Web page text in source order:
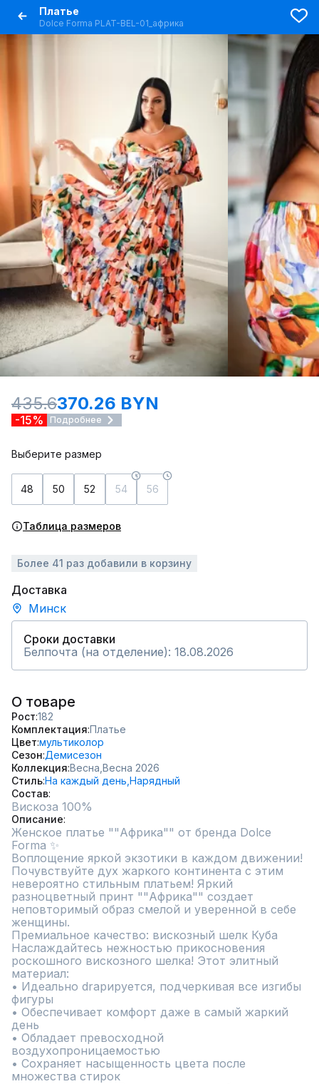
Платье
Dolce Forma PLAT-BEL-01_африка
435.6370.26 BYN
-15% Подробнее
Выберите размер
48 50 52 54 56
Таблица размеров
Более 41 раз добавили в корзину
Доставка
Минск
Сроки доставки
Белпочта (на отделение): 18.08.2026
О товаре
Рост 182
Комплектация Платье
Цвет мультиколор
Сезон Демисезон
Коллекция Весна, Весна 2026
СтильНа каждый день, Нарядный
Состав
Описание
Женское платье ""Африка"" от бренда Dolce
Forma ✨
Воплощение яркой экзотики в каждом движении!
Почувствуйте дух жаркого континента с этим
невероятно стильным платьем! Яркий
разноцветный принт ""Африка"" создает
неповторимый образ смелой и уверенной в себе
женщины.
Премиальное качество: вискозный шелк Куба
Наслаждайтесь нежностью прикосновения
роскошного вискозного шелка! Этот элитный
материал:
• Идеально drapируется, подчеркивая все изгибы
фигуры
• Обеспечивает комфорт даже в самый жаркий
день
• Обладает превосходной
воздухопроницаемостью
• Сохраняет насыщенность цвета после
множества стирок